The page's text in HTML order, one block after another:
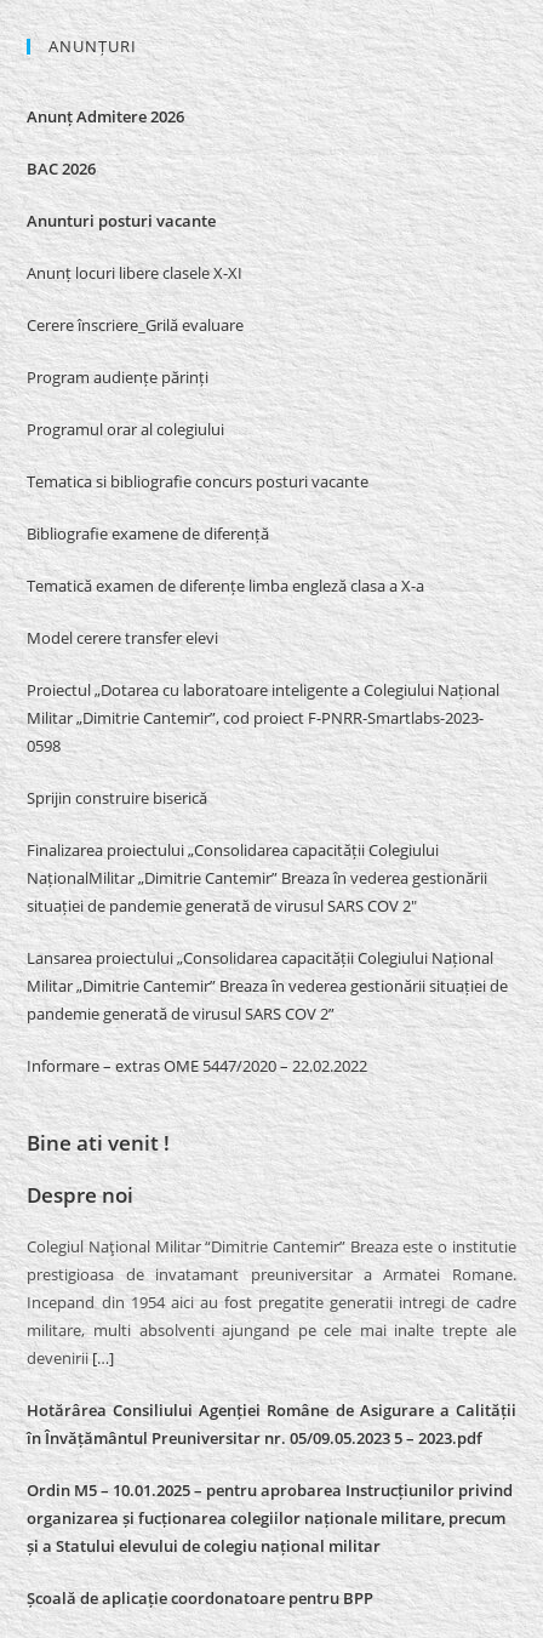
ANUNȚURI
Anunț Admitere 2026
BAC 2026
Anunturi posturi vacante
Anunț locuri libere clasele X-XI
Cerere înscriere_Grilă evaluare
Program audiențe părinți
Programul orar al colegiului
Tematica si bibliografie concurs posturi vacante
Bibliografie examene de diferență
Tematică examen de diferențe limba engleză clasa a X-a
Model cerere transfer elevi
Proiectul „Dotarea cu laboratoare inteligente a Colegiului Național
Militar „Dimitrie Cantemir”, cod proiect F-PNRR-Smartlabs-2023-
0598
Sprijin construire biserică
Finalizarea proiectului „Consolidarea capacității Colegiului
NaționalMilitar „Dimitrie Cantemir” Breaza în vederea gestionării
situației de pandemie generată de virusul SARS COV 2″
Lansarea proiectului „Consolidarea capacității Colegiului Național
Militar „Dimitrie Cantemir” Breaza în vederea gestionării situației de
pandemie generată de virusul SARS COV 2”
Informare – extras OME 5447/2020 – 22.02.2022
Bine ati venit !
Despre noi
Colegiul Naţional Militar “Dimitrie Cantemir” Breaza este o institutie
prestigioasa de invatamant preuniversitar a Armatei Romane.
Incepand din 1954 aici au fost pregatite generatii intregi de cadre
militare, multi absolventi ajungand pe cele mai inalte trepte ale
devenirii[…]
Hotărârea Consiliului Agenției Române de Asigurare a Calității
în Învățământul Preuniversitar nr. 05/09.05.2023 5 – 2023.pdf
Ordin M5 – 10.01.2025 – pentru aprobarea Instrucțiunilor privind
organizarea și fucționarea colegiilor naționale militare, precum
și a Statului elevului de colegiu național militar
Școală de aplicație coordonatoare pentru BPP